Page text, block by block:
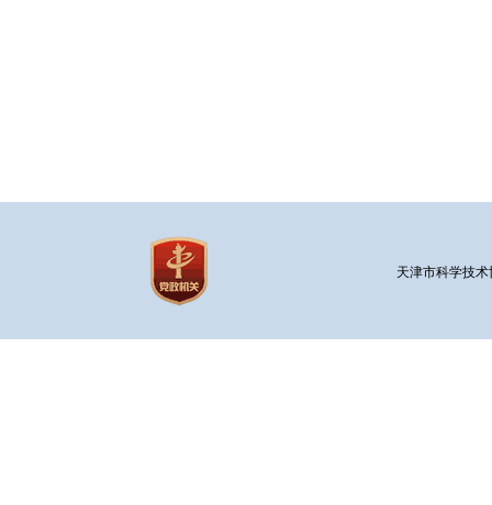
天津市科学技